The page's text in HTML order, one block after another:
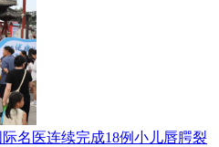
名医连续完成18例小儿唇腭裂